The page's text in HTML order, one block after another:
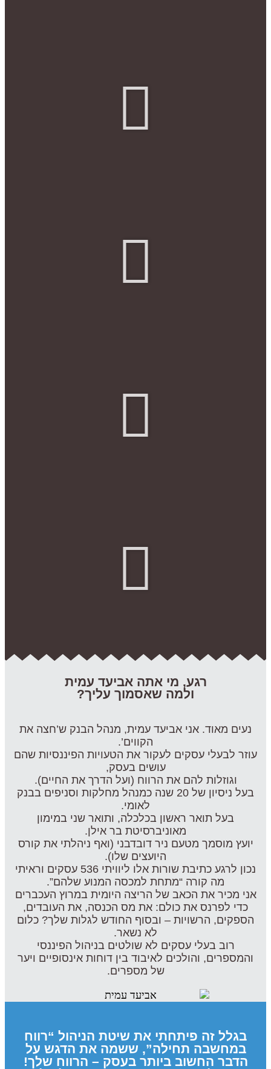
רגע, מי אתה אביעד עמית
ולמה שאסמוך עליך?
נעים מאוד. אני אביעד עמית, מנהל הבנק ש’חצה את
הקווים’.
עוזר לבעלי עסקים לעקור את הטעויות הפיננסיות שהם
עושים בעסק,
וגוזלות להם את הרווח (ועל הדרך את החיים).
בעל ניסיון של 20 שנה כמנהל מחלקות וסניפים בבנק
לאומי.
בעל תואר ראשון בכלכלה, ותואר שני במימון
מאוניברסיטת בר אילן.
יועץ מוסמך מטעם ניר דובדבני (ואף ניהלתי את קורס
היועצים שלו).
נכון לרגע כתיבת שורות אלו ליוויתי 536 עסקים וראיתי
מה קורה “מתחת למכסה המנוע שלהם”.
אני מכיר את הכאב של הריצה היומית במרוץ העכברים
כדי לפרנס את כולם: את מס הכנסה, את העובדים,
הספקים, הרשויות – ובסוף החודש לגלות שלך? כלום
לא נשאר.
רוב בעלי עסקים לא שולטים בניהול הפיננסי
והמספרים, והולכים לאיבוד בין דוחות אינסופיים ויער
של מספרים.
בגלל זה פיתחתי את שיטת הניהול “רווח
במחשבה תחילה”, ששמה את הדגש על
הדבר החשוב ביותר בעסק – הרווח שלך!